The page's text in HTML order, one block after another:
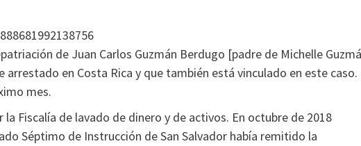
de Juan Carlos Guzmán Berdugo [padre de Michelle
en Costa Rica y que también está vinculado en este caso.
mes.
Fiscalía de lavado de dinero y de activos. En octubre de 2018
Séptimo de Instrucción de San Salvador había remitido la